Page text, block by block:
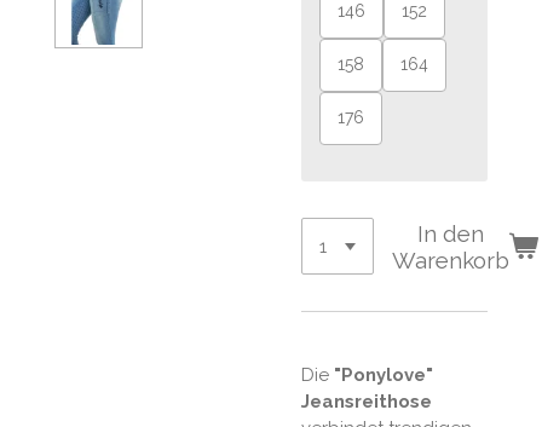
146 152
158 164
176
In den
Warenkorb
Die "Ponylove"
Jeansreithose